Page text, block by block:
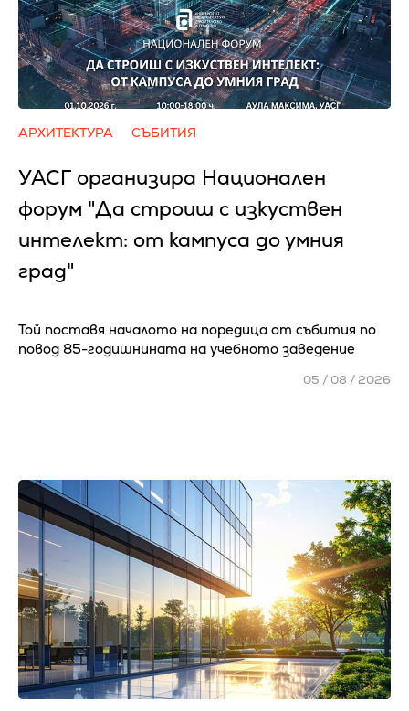
АРХИТЕКТУРА СЪБИТИЯ
УАСГ организира Национален
форум "Да строиш с изкуствен
интелект: от кампуса до умния
град"
Той поставя началото на поредица от събития по
повод 85-годишнината на учебното заведение
05 / 08 / 2026